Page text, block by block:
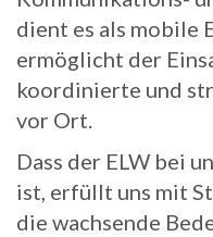
dient es als mobile
ermöglicht der
koordinierte und
vor Ort.
Dass der ELW bei
ist, erfüllt uns mit
die wachsende